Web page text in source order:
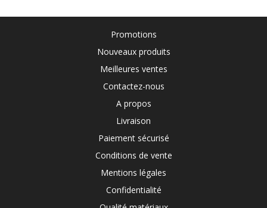
Promotions
Nouveaux produits
Meilleures ventes
Contactez-nous
A propos
Livraison
Paiement sécurisé
Conditions de vente
Mentions légales
Confidentialité